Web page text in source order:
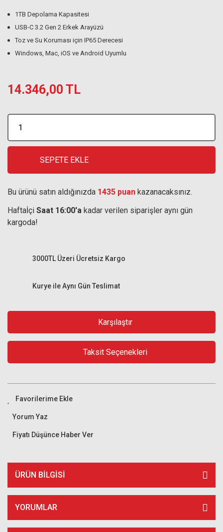
1TB Depolama Kapasitesi
USB-C 3.2 Gen 2 Erkek Arayüzü
Toz ve Su Koruması için IP65 Derecesi
Windows, Mac, iOS ve Android Uyumlu
14.346,00 TL
SEPETE EKLE
Bu ürünü satın aldığınızda 1435 puan kazanacaksınız.
Haftaİçi Saat 16:00'a kadar verilen siparişler aynı gün
kargoda!
Kurye ile Aynı Gün Teslimat
3000TL Üzeri Ücretsiz Kargo
Karşılaştır
Taksit Seçenekleri
Yorum Yaz
Fiyatı Düşünce Haber Ver
ÜRÜN BILGISI
YORUMLAR